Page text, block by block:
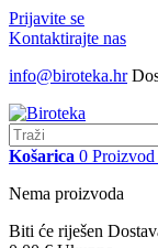
Prijavite se
Kontaktirajte nas
info@biroteka.hr
Košarica 0 Proizvod
Nema proizvoda
Biti će riješen